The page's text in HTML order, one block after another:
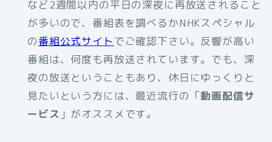
など2週間以内の平日の深夜に再放送されること
が多いので、番組表を調べるかNHKスペシャル
の番組公式サイトでご確認下さい。反響が高い
番組は、何度も再放送されています。でも、深
夜の放送ということもあり、休日にゆっくりと
見たいという方には、最近流行の「動画配信サ
ービス 」がオススメです。